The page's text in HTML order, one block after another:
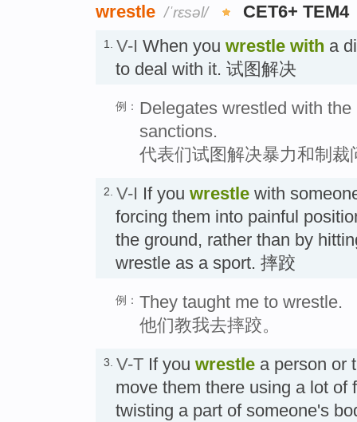
wrestle /ˈrɛsəl/ CET6+ TEM4
1. V-I When you wrestle with a
to deal with it. 试图解决
例： Delegates wrestled with
sanctions.
代表们试图解决暴力和制裁
2. V-I If you wrestle with
forcing them into painful
the ground, rather than by
wrestle as a sport. 摔跤
例： They taught me to wrestle.
他们教我去摔跤。
3. V-T If you wrestle a person or
move them there using a lot of
twisting a part of someone's